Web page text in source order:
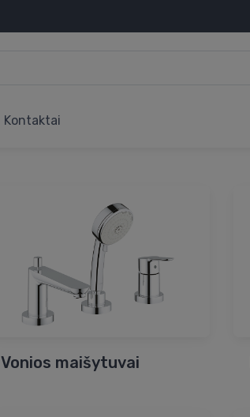
Kontaktai
Vonios maišytuvai